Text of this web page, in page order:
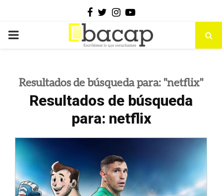
Facebook
Twitter
Instagram
Youtube
PRIMARY
Resultados de búsqueda para: "netflix"
Resultados de búsqueda
para: netflix